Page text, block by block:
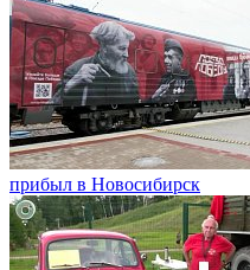
прибыл в Новосибирск